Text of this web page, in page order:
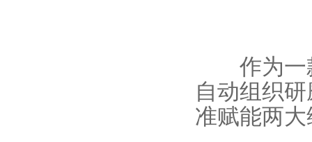
作为一款
自动组织
准赋能两